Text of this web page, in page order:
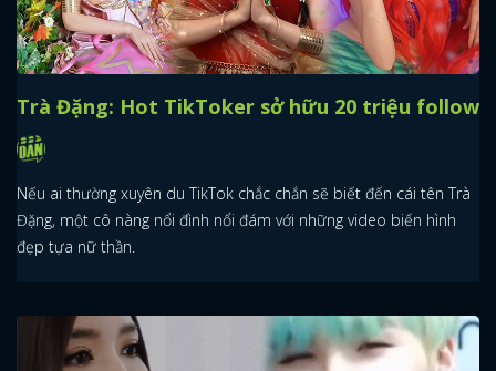
Trà Đặng: Hot TikToker sở hữu 20 triệu follow
Nếu ai thường xuyên du TikTok chắc chắn sẽ biết đến cái tên Trà
Đặng, một cô nàng nổi đình nổi đám với những video biến hình
đẹp tựa nữ thần.